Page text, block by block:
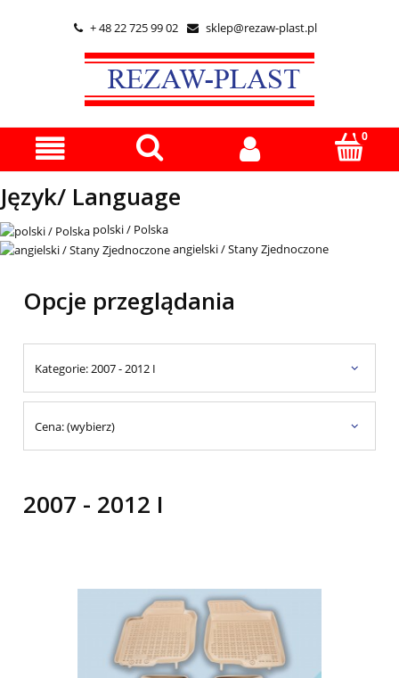
 + 48 22 725 99 02  sklep@rezaw-plast.pl
Język/ Language
polski / Polska
angielski / Stany Zjednoczone
Opcje przeglądania
Kategorie: 2007 - 2012 I
Cena: (wybierz)
2007 - 2012 I